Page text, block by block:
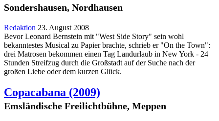
Sondershausen, Nordhausen
Redaktion 23. August 2008
Bevor Leonard Bernstein mit "West Side Story" sein wohl
bekanntestes Musical zu Papier brachte, schrieb er "On the Town":
drei Matrosen bekommen einen Tag Landurlaub in New York - 24
Stunden Streifzug durch die Großstadt auf der Suche nach der
großen Liebe oder dem kurzen Glück.
Copacabana (2009)
Emsländische Freilichtbühne, Meppen